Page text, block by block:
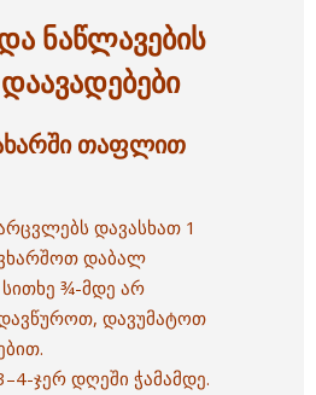
ნაწლავების
თაფლით
დავასხათ 1
დაბალ
სითხე ¾-მდე არ
დავუმატოთ
ჯერ დღეში ჭამამდე.